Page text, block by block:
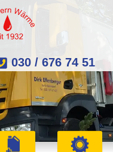
030 / 676 74 51